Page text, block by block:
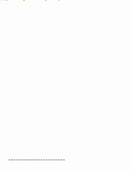
-----------------------